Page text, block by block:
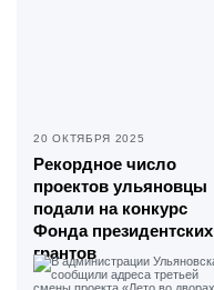
20 ОКТЯБРЯ 2025
Рекордное число
проектов ульяновцы
подали на конкурс
Фонда президентских
грантов